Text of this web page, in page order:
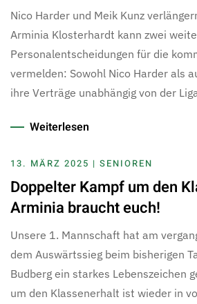
Nico Harder und Meik Kunz
Arminia Klosterhardt kann zwei
Personalentscheidungen für die
vermelden: Sowohl Nico Harder als
ihre Verträge unabhängig von der
Weiterlesen
13. MÄRZ 2025 | SENIOREN
Doppelter Kampf um den
Arminia braucht euch!
Unsere 1. Mannschaft hat am
dem Auswärtssieg beim bisherigen
Budberg ein starkes Lebenszeichen
um den Klassenerhalt ist wieder in